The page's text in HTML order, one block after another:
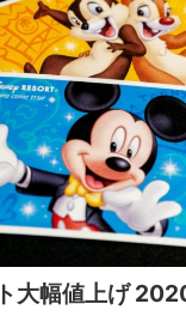
大幅値上げ